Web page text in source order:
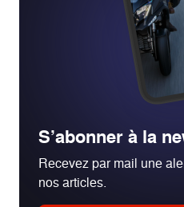
S’abonner à la
Recevez par mail une
nos articles.